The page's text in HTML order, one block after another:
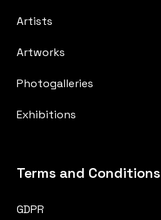
Artists
Artworks
Photogalleries
Exhibitions
Terms and Conditions
GDPR